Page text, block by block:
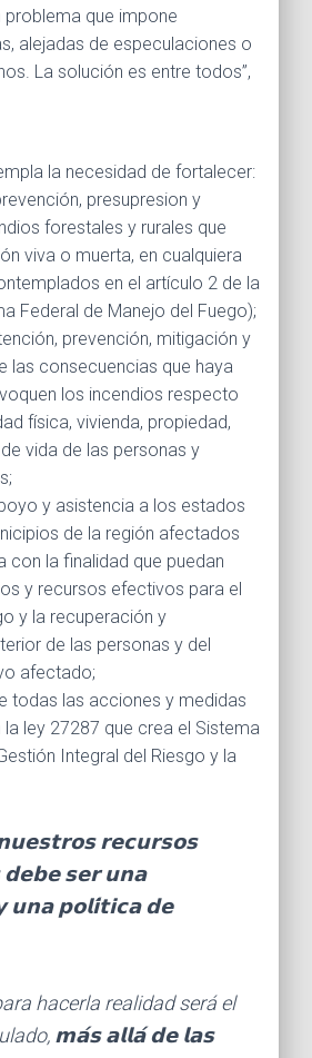
problema que impone
alejadas de especulaciones o
La solución es entre todos”,
la necesidad de fortalecer:
presupresion y
forestales y rurales que
viva o muerta, en cualquiera
en el artículo 2 de la
Federal de Manejo del Fuego);
prevención, mitigación y
las consecuencias que haya
los incendios respecto
física, vivienda, propiedad,
vida de las personas y
y asistencia a los estados
de la región afectados
con la finalidad que puedan
y recursos efectivos para el
y la recuperación y
de las personas y del
afectado;
todas las acciones y medidas
ley 27287 que crea el Sistema
Integral del Riesgo y la
𝗿𝗲𝗰𝘂𝗿𝘀𝗼𝘀
𝗱𝗲𝗯𝗲 𝘀𝗲𝗿 𝘂𝗻𝗮
𝘂𝗻𝗮 𝗽𝗼𝗹𝗶́𝘁𝗶𝗰𝗮 𝗱𝗲
hacerla realidad será el
𝗺𝗮́𝘀 𝗮𝗹𝗹𝗮́ 𝗱𝗲 𝗹𝗮𝘀